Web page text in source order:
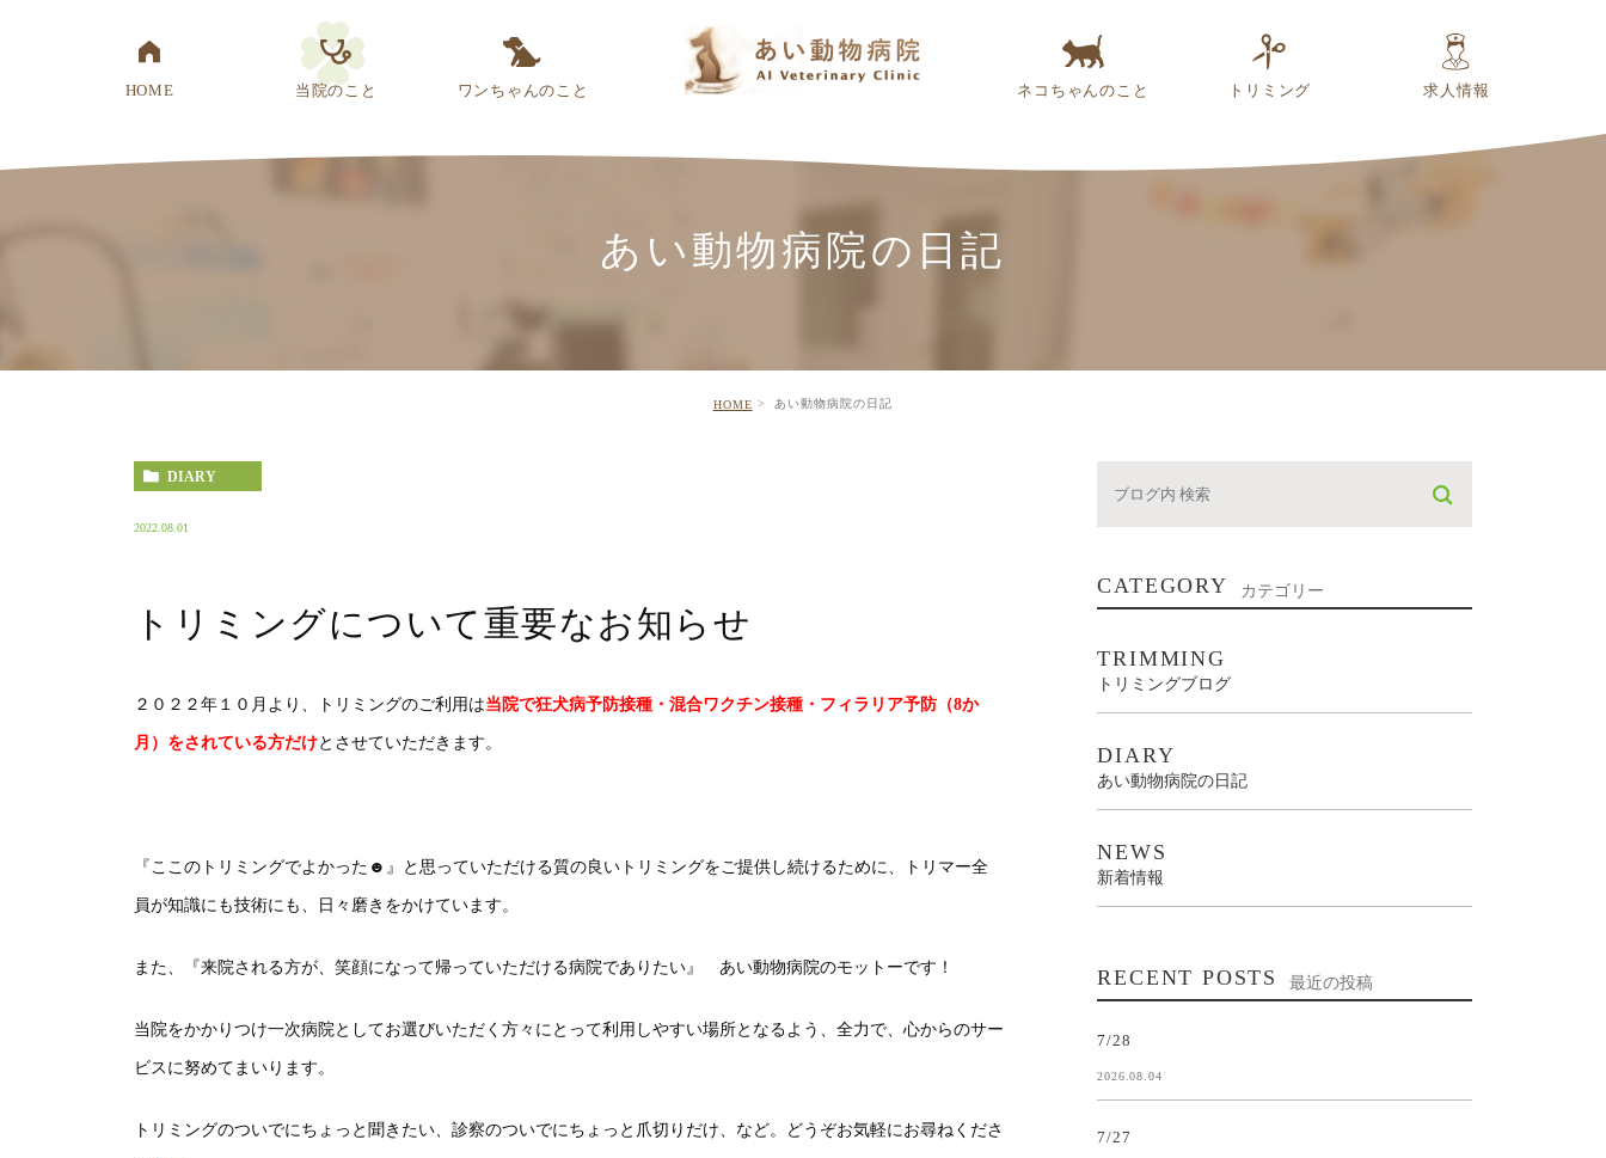
HOME 当院のこと ワンちゃんのこと ネコちゃんのこと トリミング 求人情報
あい動物病院の日記
HOME あい動物病院の日記
DIARY
2022.08.01
トリミングについて重要なお知らせ
２０２２年１０月より、トリミングのご利用は当院で狂犬病予防接種・混合ワクチン接種・フィラリア予防（8か
月） をされている方だけとさせていただきます。
『ここのトリミングでよかった☻』と思っていただける質の良いトリミングをご提供し続けるために、トリマー全
員が知識にも技術にも、日々磨きをかけています。
また、『来院される方が、笑顔になって帰っていただける病院でありたい』 あい動物病院のモットーです！
当院をかかりつけ一次病院としてお選びいただく方々にとって利用しやすい場所となるよう、全力で、心からのサー
ビスに努めてまいります。
トリミングのついでにちょっと聞きたい、診察のついでにちょっと爪切りだけ、など。どうぞお気軽にお尋ねくださ
CATEGORY カテゴリー
TRIMMING
トリミングブログ
DIARY
あい動物病院の日記
NEWS
新着情報
RECENT POSTS 最近の投稿
7/28
2026.08.04
7/27